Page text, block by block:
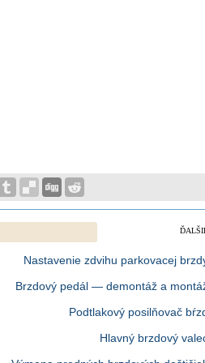
Nastavenie zdvihu parkovacej
Brzdový pedál — demontáž a
Podtlakový posilňovač
Hlavný brzdový